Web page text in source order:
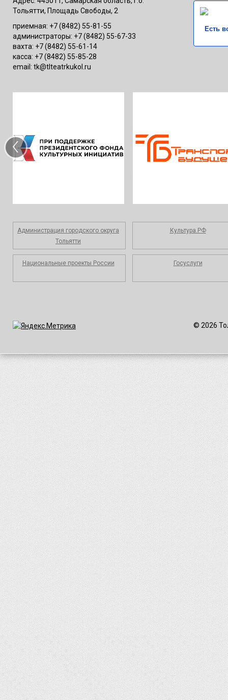
Тольятти, Площадь Свободы, 2
приемная: +7 (8482) 55-81-55
администраторы: +7 (8482) 55-67-33
вахта: +7 (8482) 55-61-14
касса: +7 (8482) 55-85-28
email: tk@tlteatrkukol.ru
Есть
‹
Администрация городского округа
Тольятти
Культура.РФ
Национальные проекты России Госуслуги
© 2026